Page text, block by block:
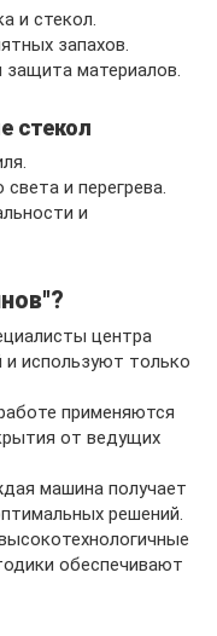
и стекол.
запахов.
материалов.
стекол
и перегрева.
и
центра
используют только
применяются
от ведущих
машина получает
решений.
обеспечивают